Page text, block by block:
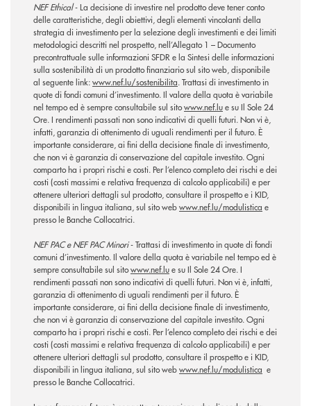
NEF Ethical- La decisione di investire nel prodotto deve tener conto
delle caratteristiche, degli obiettivi, degli elementi vincolanti della
strategia di investimento per la selezione degli investimenti e dei limiti
metodologici descritti nel prospetto, nell’Allegato 1 – Documento
precontrattuale sulle informazioni SFDR e la Sintesi delle informazioni
sulla sostenibilità di un prodotto finanziario sul sito web, disponibile
al seguente link:www.nef.lu/sostenibilita. Trattasi di investimento in
quote di fondi comuni d’investimento. Il valore della quota è variabile
nel tempo ed è sempre consultabile sul sitowww.nef.lue su Il Sole 24
Ore. I rendimenti passati non sono indicativi di quelli futuri. Non vi è,
infatti, garanzia di ottenimento di uguali rendimenti per il futuro. È
importante considerare, ai fini della decisione finale di investimento,
che non vi è garanzia di conservazione del capitale investito. Ogni
comparto ha i propri rischi e costi. Per l’elenco completo dei rischi e dei
costi (costi massimi e relativa frequenza di calcolo applicabili) e per
ottenere ulteriori dettagli sul prodotto, consultare il prospetto e i KID,
disponibili in lingua italiana, sul sito webwww.nef.lu/modulistica e
presso le Banche Collocatrici.
NEF PAC e NEF PAC Minori- Trattasi di investimento in quote di fondi
comuni d’investimento. Il valore della quota è variabile nel tempo ed è
sempre consultabile sul sitowww.nef.lue su Il Sole 24 Ore. I
rendimenti passati non sono indicativi di quelli futuri. Non vi è, infatti,
garanzia di ottenimento di uguali rendimenti per il futuro. È
importante considerare, ai fini della decisione finale di investimento,
che non vi è garanzia di conservazione del capitale investito. Ogni
comparto ha i propri rischi e costi. Per l’elenco completo dei rischi e dei
costi (costi massimi e relativa frequenza di calcolo applicabili) e per
ottenere ulteriori dettagli sul prodotto, consultare il prospetto e i KID,
disponibili in lingua italiana, sul sito webwww.nef.lu/modulistica e
presso le Banche Collocatrici.